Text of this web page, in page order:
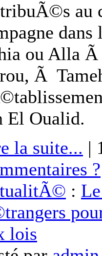
au
ou Alla
Ã
El Oualid.
la suite... |
?
:
lois